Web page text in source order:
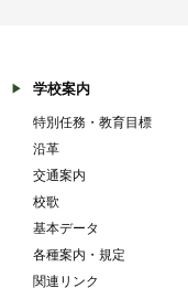
学校案内
特別任務・教育目標
沿革
交通案内
校歌
基本データ
各種案内・規定
関連リンク